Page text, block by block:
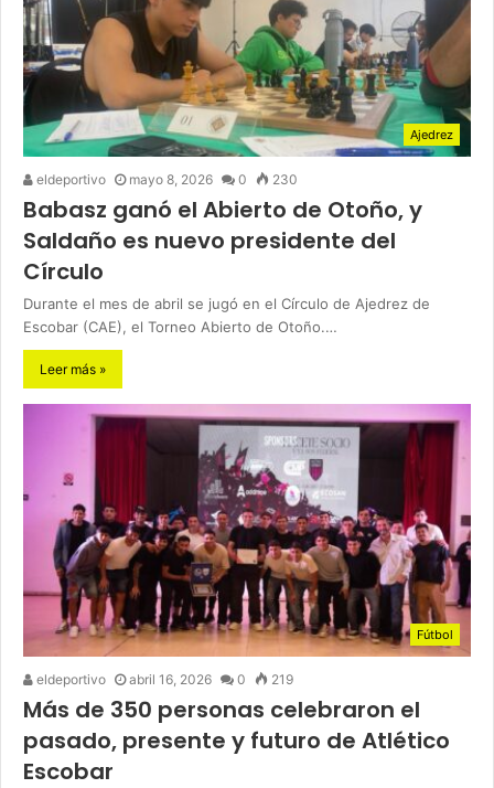
Ajedrez
eldeportivo mayo 8, 2026 0 230
Babasz ganó el Abierto de Otoño, y
Saldaño es nuevo presidente del
Círculo
Durante el mes de abril se jugó en el Círculo de Ajedrez de
Escobar (CAE), el Torneo Abierto de Otoño.…
Leer más »
Fútbol
eldeportivo abril 16, 2026 0 219
Más de 350 personas celebraron el
pasado, presente y futuro de Atlético
Escobar